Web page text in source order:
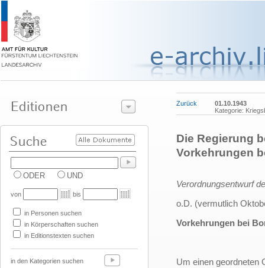
ODER UND
von bis
in Personen suchen
in Körperschaften suchen
in Editionstexten suchen
in den Kategorien suchen
Zurück
01.10.1943
Kategorie:
Die Regierung
Vorkehrungen
Verordnungsentwurf
o.D. (vermutlich
Vorkehrungen bei
Um einen geordneten